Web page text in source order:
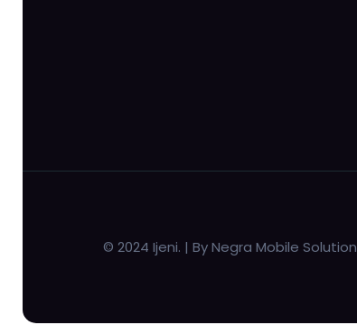
© 2024 Ijeni. | By Negra Mobile Solution